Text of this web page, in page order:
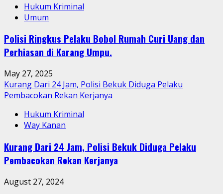
Hukum Kriminal
Umum
Polisi Ringkus Pelaku Bobol Rumah Curi Uang dan
Perhiasan di Karang Umpu.
May 27, 2025
Kurang Dari 24 Jam, Polisi Bekuk Diduga Pelaku
Pembacokan Rekan Kerjanya
Hukum Kriminal
Way Kanan
Kurang Dari 24 Jam, Polisi Bekuk Diduga Pelaku
Pembacokan Rekan Kerjanya
August 27, 2024